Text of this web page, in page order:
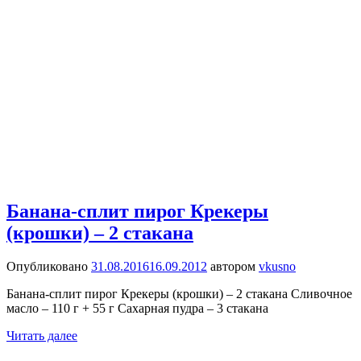
Банана-сплит пирог Крекеры
(крошки) – 2 стакана
Опубликовано 31.08.201616.09.2012 автором vkusno
Банана-сплит пирог Крекеры (крошки) – 2 стакана Сливочное
масло – 110 г + 55 г Сахарная пудра – 3 стакана
Читать далее